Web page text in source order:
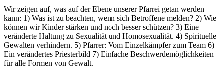
Wir zeigen auf, was auf der Ebene unserer Pfarrei getan werden
kann: 1) Was ist zu beachten, wenn sich Betroffene melden? 2) Wie
können wir Kinder stärken und noch besser schützen? 3) Eine
veränderte Haltung zu Sexualität und Homosexualität. 4) Spirituelle
Gewalten verhindern. 5) Pfarrer: Vom Einzelkämpfer zum Team 6)
Ein verändertes Priesterbild 7) Einfache Beschwerdemöglichkeiten
für alle Formen von Gewalt.